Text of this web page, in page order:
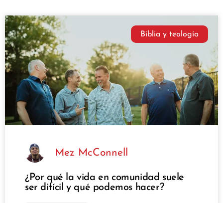
Biblia y teología
Mez McConnell
¿Por qué la vida en comunidad suele
ser difícil y qué podemos hacer?